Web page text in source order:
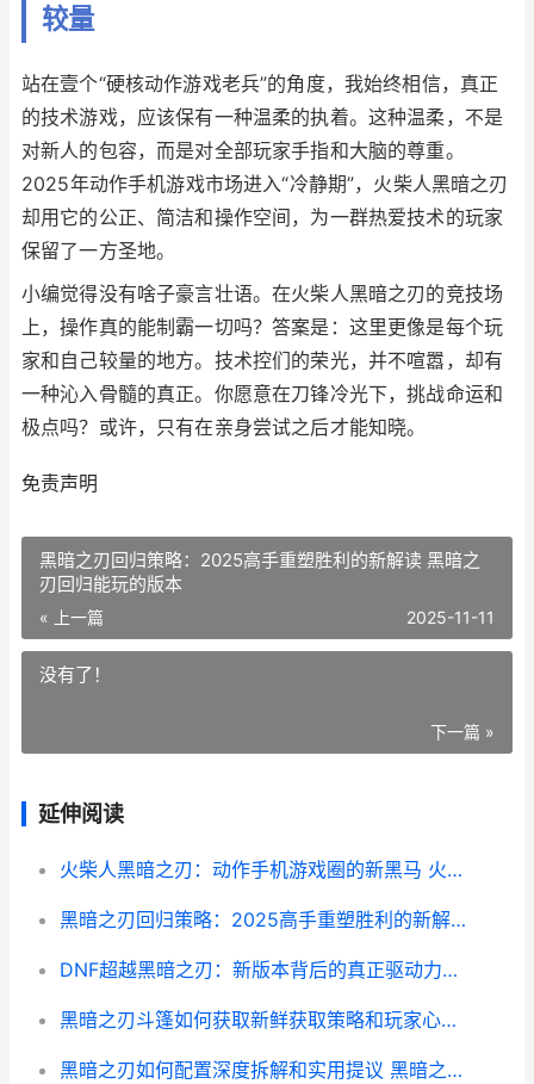
较量
站在壹个“硬核动作游戏老兵”的角度，我始终相信，真正
的技术游戏，应该保有一种温柔的执着。这种温柔，不是
对新人的包容，而是对全部玩家手指和大脑的尊重。
2025年动作手机游戏市场进入“冷静期”，火柴人黑暗之刃
却用它的公正、简洁和操作空间，为一群热爱技术的玩家
保留了一方圣地。
小编觉得没有啥子豪言壮语。在火柴人黑暗之刃的竞技场
上，操作真的能制霸一切吗？答案是：这里更像是每个玩
家和自己较量的地方。技术控们的荣光，并不喧嚣，却有
一种沁入骨髓的真正。你愿意在刀锋冷光下，挑战命运和
极点吗？或许，只有在亲身尝试之后才能知晓。
免责声明
黑暗之刃回归策略：2025高手重塑胜利的新解读 黑暗之
刃回归能玩的版本
« 上一篇 2025-11-11
没有了！
下一篇 »
延伸阅读
火柴人黑暗之刃：动作手机游戏圈的新黑马 火柴人黑暗之刃回归
黑暗之刃回归策略：2025高手重塑胜利的新解读 黑暗之刃回归能玩的版本
DNF超越黑暗之刃：新版本背后的真正驱动力和玩家选择的迷思 dnf超越者
黑暗之刃斗篷如何获取新鲜获取策略和玩家心声集合 黑暗之刃套装
黑暗之刃如何配置深度拆解和实用提议 黑暗之刃怎么买装备